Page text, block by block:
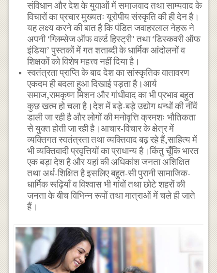
संविधान और देश के युवाओं में समाजवाद तथा साम्यवाद के
विचारों का प्रचार मुख्यतः यूरोपीय संस्कृति की ही देन है।
यह लक्ष्य करने की बात है कि पंडित जवाहरलाल नेहरू ने
अपनी ‘ग्लिम्सेज ऑफ वर्ल्ड हिस्ट्री’ तथा ‘डिस्कवरी ऑफ
इंडिया’ पुस्तकों में गत शताब्दी के धार्मिक आंदोलनों व
शिक्षकों को विशेष महत्त्व नहीं दिया है।
स्वतंत्रता प्राप्ति के बाद देश का सांस्कृतिक वातावरण
एकदम ही बदला हुआ दिखाई पड़ता है।आर्य
समाज,रामकृष्ण मिशन और गांधीवाद का भी प्रभाव बहुत
कुछ खत्म हो चला है।देश में बड़े-बड़े उद्योग धन्धों की नींवें
डाली जा रही है और लोगों की मनोवृत्ति क्रमशः भौतिकता
से युक्त होती जा रही है।आचार-विचार के क्षेत्र में
व्यक्तिगत स्वतंत्रता तथा व्यक्तिवाद बढ़ रहे हैं,साहित्य में
भी व्यक्तिवादी प्रवृत्तियों का प्राधान्य है।किंतु चूँकि भारत
एक बड़ा देश है और यहां की अधिकांश जनता अशिक्षित
तथा अर्ध-शिक्षित है इसलिए बहुत-सी पुरानी सामाजिक-
धार्मिक रूढ़ियाँ व विश्वास भी गांवों तथा छोटे शहरों की
जनता के बीच विभिन्न रूपों तथा मात्राओं में चले ही जाते
हैं।